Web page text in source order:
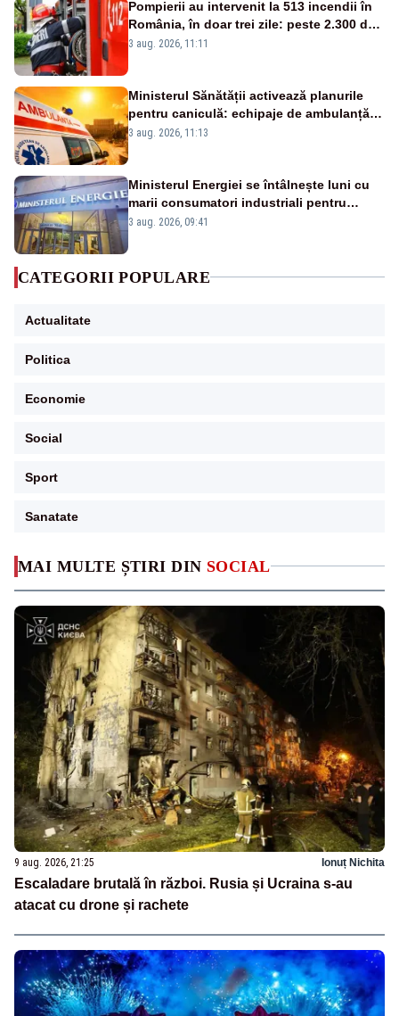
MAI MULTE ȘTIRI DIN SOCIAL
9 aug. 2026, 21:25 Ionuț Nichita
Escaladare brutală în război. Rusia și Ucraina s-au
atacat cu drone și rachete
Pompierii au intervenit la 513 incendii în
România, în doar trei zile: peste 2.300 de
hectare de teren au fost afectate
3 aug. 2026, 11:11
Ministerul Sănătății activează planurile
pentru caniculă: echipaje de ambulanță
suplimentate, stocuri de medicamente
3 aug. 2026, 11:13
Ministerul Energiei se întâlnește luni cu
marii consumatori industriali pentru
reducerea voluntară a consumului de
3 aug. 2026, 09:41
CATEGORII POPULARE
Actualitate
Politica
Economie
Social
Sport
Sanatate